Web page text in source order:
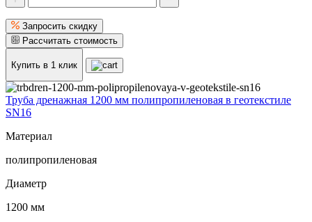
Запросить скидку
Рассчитать стоимость
Купить в 1 клик
Труба дренажная 1200 мм полипропиленовая в геотекстиле
SN16
Материал
полипропиленовая
Диаметр
1200 мм